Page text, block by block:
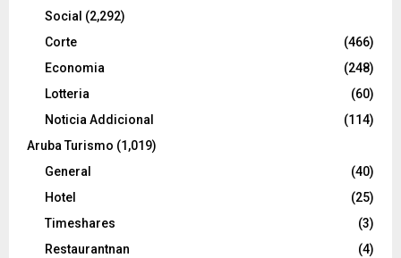
Social (2,292)
Corte
(466)
Economia
(248)
Lotteria
(60)
Noticia Addicional
(114)
Aruba Turismo (1,019)
General
(40)
Hotel
(25)
Timeshares
(3)
Restaurantnan
(4)